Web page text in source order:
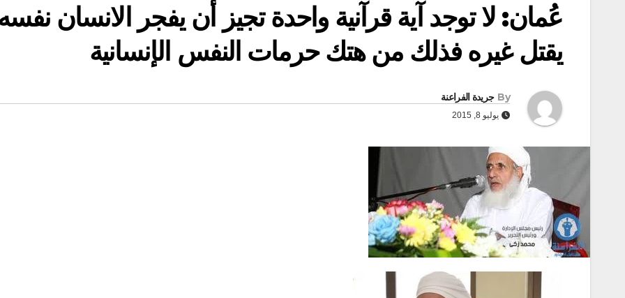
عُمان: لا توجد آية قرآنية واحدة تجيز أن يفجر الانسان
يقتل غيره فذلك من هتك حرمات النفس الإنسانية
By جريدة الفراعنة
يوليو 8, 2015